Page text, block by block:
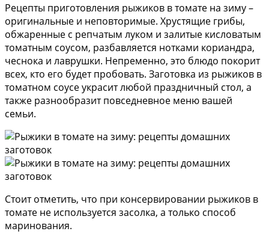
Рецепты приготовления рыжиков в томате на зиму –
оригинальные и неповторимые. Хрустящие грибы,
обжаренные с репчатым луком и залитые кисловатым
томатным соусом, разбавляется нотками кориандра,
чеснока и лаврушки. Непременно, это блюдо покорит
всех, кто его будет пробовать. Заготовка из рыжиков в
томатном соусе украсит любой праздничный стол, а
также разнообразит повседневное меню вашей
семьи.
Стоит отметить, что при консервировании рыжиков в
томате не используется засолка, а только способ
маринования.